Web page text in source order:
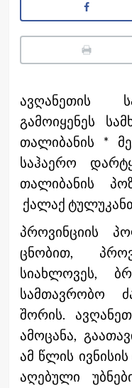
ავღანეთის
გამოიყენეს
თალიბანის *
საჰაერო
თალიბანის
ქალაქ
პროვინციის
ცნობით,
სიახლოვეს,
სამთავრობო
შორის.
ამოცანა,
ამ წლის
აღებული